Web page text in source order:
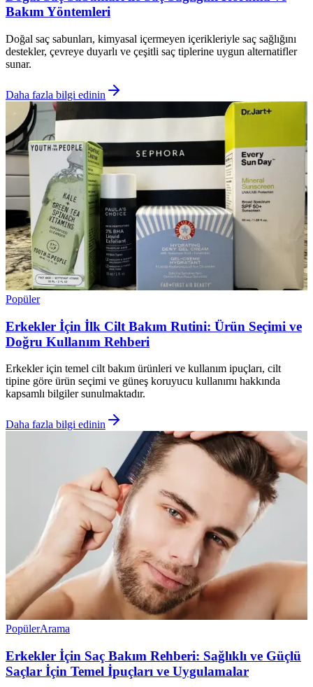
Bakım Yöntemleri
Doğal saç sabunları, kimyasal içermeyen içerikleriyle saç sağlığını
destekler, çevreye duyarlı ve çeşitli saç tiplerine uygun alternatifler
sunar.
Daha fazla bilgi edinin
Popüler
Erkekler İçin İlk Cilt Bakım Rutini: Ürün Seçimi ve
Doğru Kullanım Rehberi
Erkekler için temel cilt bakım ürünleri ve kullanım ipuçları, cilt
tipine göre ürün seçimi ve güneş koruyucu kullanımı hakkında
kapsamlı bilgiler sunulmaktadır.
Daha fazla bilgi edinin
PopülerArama
Erkekler İçin Saç Bakım Rehberi: Sağlıklı ve Güçlü
Saçlar İçin Temel İpuçları ve Uygulamalar